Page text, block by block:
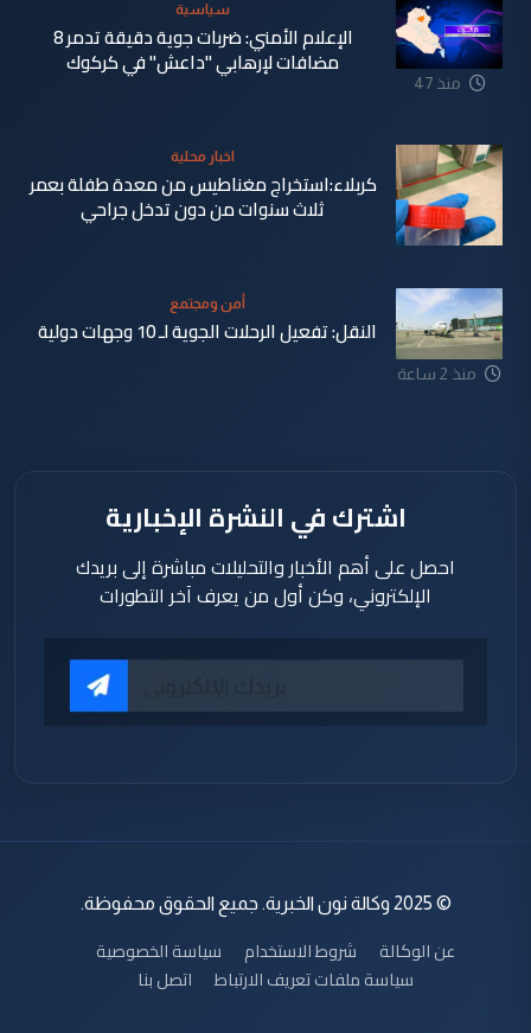
منذ 47
سياسية
الإعلام الأمني: ضربات جوية دقيقة تدمر 8
مضافات لإرهابي "داعش" في كركوك
منذ 53
دقيقة
اخبار محلية
كربلاء:استخراج مغناطيس من معدة طفلة بعمر
ثلاث سنوات من دون تدخل جراحي
منذ 2 ساعة
أمن ومجتمع
النقل: تفعيل الرحلات الجوية لـ 10 وجهات دولية
اشترك في النشرة الإخبارية
احصل على أهم الأخبار والتحليلات مباشرة إلى بريدك
الإلكتروني، وكن أول من يعرف آخر التطورات
© 2025 وكالة نون الخبرية. جميع الحقوق محفوظة.
عن الوكالة شروط الاستخدام
سياسة الخصوصية
سياسة ملفات تعريف الارتباط
اتصل بنا